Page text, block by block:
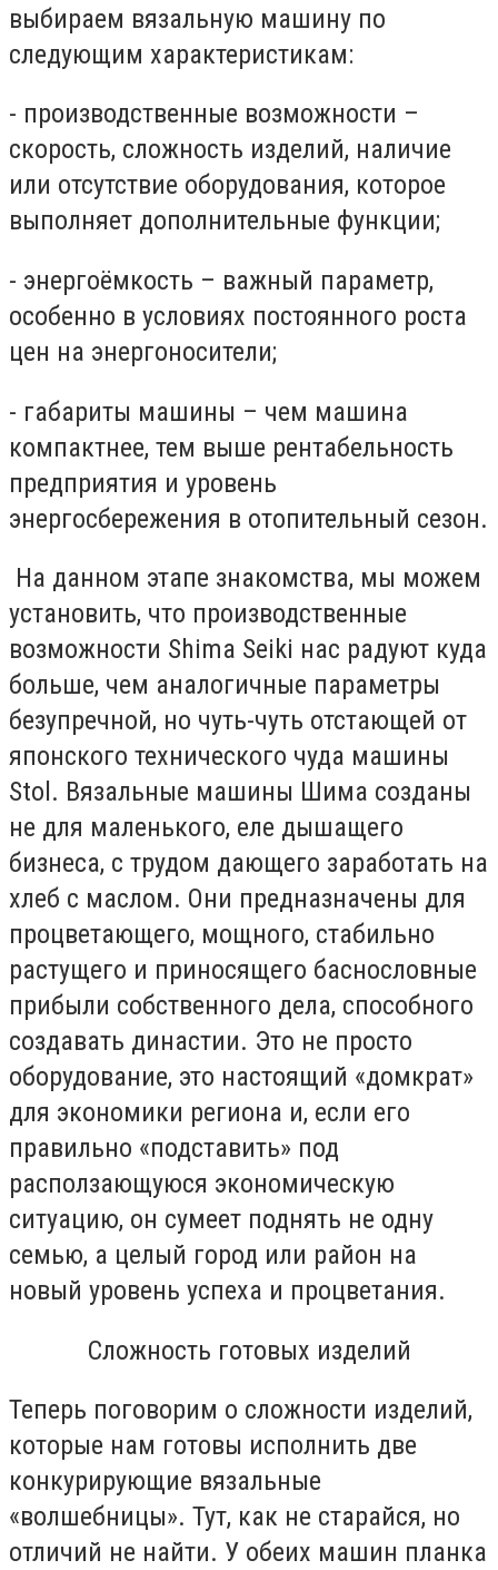
выбираем вязальную машину по
следующим характеристикам:
- производственные возможности –
скорость, сложность изделий, наличие
или отсутствие оборудования, которое
выполняет дополнительные функции;
- энергоёмкость – важный параметр,
особенно в условиях постоянного роста
цен на энергоносители;
- габариты машины – чем машина
компактнее, тем выше рентабельность
предприятия и уровень
энергосбережения в отопительный сезон.
На данном этапе знакомства, мы можем
установить, что производственные
возможности Shima Seiki нас радуют куда
больше, чем аналогичные параметры
безупречной, но чуть-чуть отстающей от
японского технического чуда машины
Stol. Вязальные машины Шима созданы
не для маленького, еле дышащего
бизнеса, с трудом дающего заработать на
хлеб с маслом. Они предназначены для
процветающего, мощного, стабильно
растущего и приносящего баснословные
прибыли собственного дела, способного
создавать династии. Это не просто
оборудование, это настоящий «домкрат»
для экономики региона и, если его
правильно «подставить» под
расползающуюся экономическую
ситуацию, он сумеет поднять не одну
семью, а целый город или район на
новый уровень успеха и процветания.
Сложность готовых изделий
Теперь поговорим о сложности изделий,
которые нам готовы исполнить две
конкурирующие вязальные
«волшебницы». Тут, как не старайся, но
отличий не найти. У обеих машин планка